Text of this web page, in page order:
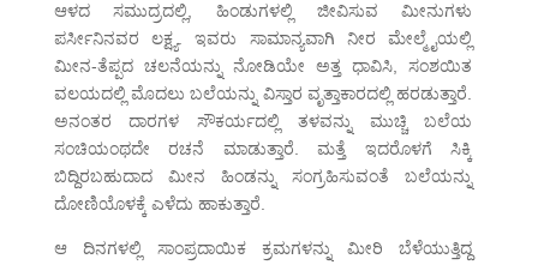
ಆಳದ ಸಮುದ್ರದಲ್ಲಿ, ಹಿಂಡುಗಳಲ್ಲಿ ಜೀವಿಸುವ ಮೀನುಗಳು
ಪರ್ಸೀನಿನವರ ಲಕ್ಷ್ಯ. ಇವರು ಸಾಮಾನ್ಯವಾಗಿ ನೀರ ಮೇಲ್ಮೈಯಲ್ಲಿ
ಮೀನ-ತೆಪ್ಪದ ಚಲನೆಯನ್ನು ನೋಡಿಯೇ ಅತ್ತ ಧಾವಿಸಿ, ಸಂಶಯಿತ
ವಲಯದಲ್ಲಿ ಮೊದಲು ಬಲೆಯನ್ನು ವಿಸ್ತಾರ ವೃತ್ತಾಕಾರದಲ್ಲಿ ಹರಡುತ್ತಾರೆ.
ಅನಂತರ ದಾರಗಳ ಸೌಕರ್ಯದಲ್ಲಿ ತಳವನ್ನು ಮುಚ್ಚಿ ಬಲೆಯ
ಸಂಚಿಯಂಥದೇ ರಚನೆ ಮಾಡುತ್ತಾರೆ. ಮತ್ತೆ ಇದರೊಳಗೆ ಸಿಕ್ಕಿ
ಬಿದ್ದಿರಬಹುದಾದ ಮೀನ ಹಿಂಡನ್ನು ಸಂಗ್ರಹಿಸುವಂತೆ ಬಲೆಯನ್ನು
ದೋಣಿಯೊಳಕ್ಕೆ ಎಳೆದು ಹಾಕುತ್ತಾರೆ.
ಆ ದಿನಗಳಲ್ಲಿ ಸಾಂಪ್ರದಾಯಿಕ ಕ್ರಮಗಳನ್ನು ಮೀರಿ ಬೆಳೆಯುತ್ತಿದ್ದ